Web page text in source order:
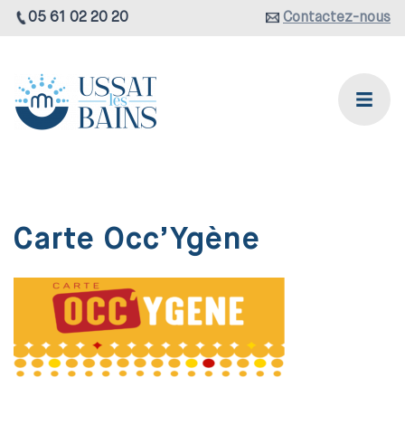
05 61 02 20 20 Contactez-nous
Carte Occ’Ygène